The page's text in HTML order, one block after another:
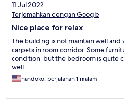
11 Jul 2022
Terjemahkan dengan Google
Nice place for relax
The building is not maintain well
carpets in room corridor. Some
condition, but the bedroom is quite
well
handoko, perjalanan 1 malam